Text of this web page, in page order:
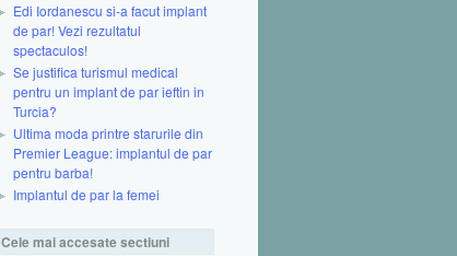
Edi Iordanescu si-a facut implant
de par! Vezi rezultatul
spectaculos!
Se justifica turismul medical
pentru un implant de par ieftin in
Turcia?
Ultima moda printre starurile din
Premier League: implantul de par
pentru barba!
Implantul de par la femei
Cele mai accesate sectiuni